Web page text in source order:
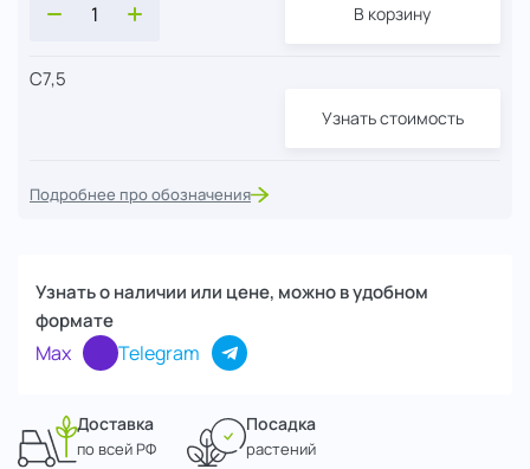
В корзину
С7,5
Узнать стоимость
Подробнее про обозначения
Узнать о наличии или цене, можно в удобном
формате
Max Telegram
Доставка
по всей РФ
Посадка
растений